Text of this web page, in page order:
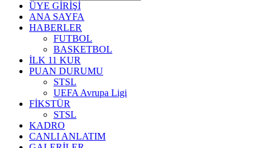
ÜYE GİRİŞİ
ANA SAYFA
HABERLER
FUTBOL
BASKETBOL
İLK 11 KUR
PUAN DURUMU
STSL
UEFA Avrupa Ligi
FİKSTÜR
STSL
KADRO
CANLI ANLATIM